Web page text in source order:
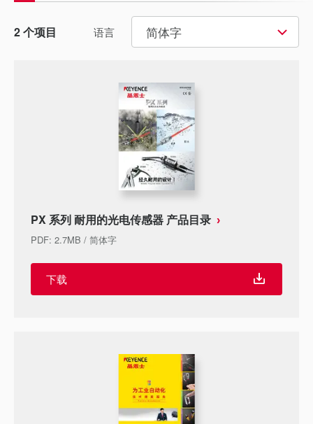
语言 简体字
2个项目
PX 系列 耐用的光电传感器 产品目录
PDF: 2.7MB / 简体字
下载